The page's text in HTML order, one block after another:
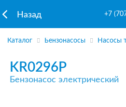
Назад +7
Каталог Бензонасосы Насосы
KR0296P
Бензонасос электрический